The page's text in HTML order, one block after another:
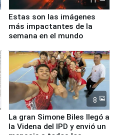
Estas son las imágenes
más impactantes de la
semana en el mundo
8
La gran Simone Biles llegó a
la Videna del IPD y envió un